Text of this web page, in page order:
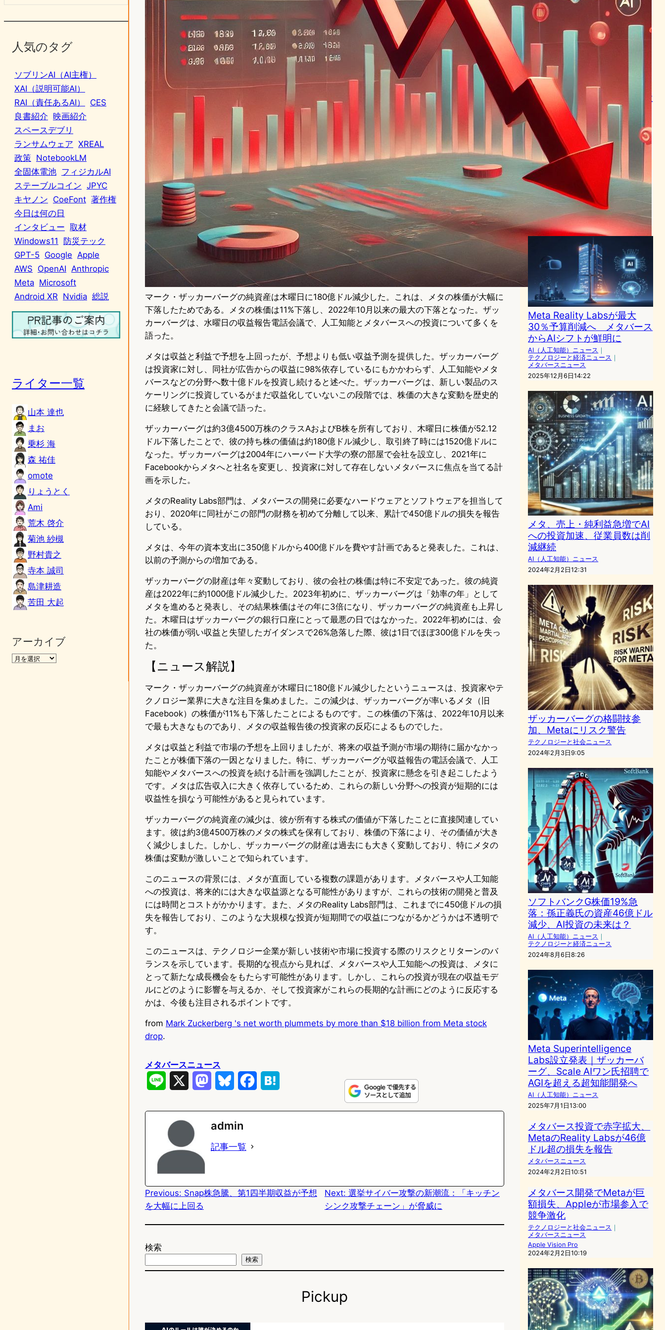
人気のタグ
ソブリンAI（AI主権）
XAI（説明可能AI）
RAI（責任あるAI）
CES
良書紹介 映画紹介
スペースデブリ
ランサムウェア XREAL
政策 NotebookLM
全固体電池 フィジカルAI
ステーブルコイン JPYC
キヤノン CoeFont 著作権
今日は何の日
インタビュー 取材
Windows11
防災テック
GPT-5 Google Apple
AWS OpenAI Anthropic
Meta Microsoft
Android XR Nvidia 総説
ライター一覧
山本 達也
まお
乗杉 海
森 祐佳
omote
りょうとく
Ami
荒木 啓介
菊池 紗槻
野村貴之
寺本 誠司
島津耕造
苦田 大起
アーカイブ
マーク・ザッカーバーグの純資産は木曜日に180億ドル減少した。これは、メタの株価が大幅に
下落したためである。メタの株価は11%下落し、2022年10月以来の最大の下落となった。ザッ
カーバーグは、水曜日の収益報告電話会議で、人工知能とメタバースへの投資について多くを
語った。
メタは収益と利益で予想を上回ったが、予想よりも低い収益予測を提供した。ザッカーバーグ
は投資家に対し、同社が広告からの収益に98%依存しているにもかかわらず、人工知能やメタ
バースなどの分野へ数十億ドルを投資し続けると述べた。ザッカーバーグは、新しい製品のス
ケーリングに投資しているがまだ収益化していないこの段階では、株価の大きな変動を歴史的
に経験してきたと会議で語った。
ザッカーバーグは約3億4500万株のクラスAおよびB株を所有しており、木曜日に株価が52.12
ドル下落したことで、彼の持ち株の価値は約180億ドル減少し、取引終了時には1520億ドルに
なった。ザッカーバーグは2004年にハーバード大学の寮の部屋で会社を設立し、2021年に
Facebookからメタへと社名を変更し、投資家に対して存在しないメタバースに焦点を当てる計
画を示した。
メタのReality Labs部門は、メタバースの開発に必要なハードウェアとソフトウェアを担当して
おり、2020年に同社がこの部門の財務を初めて分離して以来、累計で450億ドルの損失を報告
している。
メタは、今年の資本支出に350億ドルから400億ドルを費やす計画であると発表した。これは、
以前の予測からの増加である。
ザッカーバーグの財産は年々変動しており、彼の会社の株価は特に不安定であった。彼の純資
産は2022年に約1000億ドル減少した。2023年初めに、ザッカーバーグは「効率の年」として
メタを進めると発表し、その結果株価はその年に3倍になり、ザッカーバーグの純資産も上昇し
た。木曜日はザッカーバーグの銀行口座にとって最悪の日ではなかった。2022年初めには、会
社の株価が弱い収益と失望したガイダンスで26%急落した際、彼は1日でほぼ300億ドルを失っ
た。
【ニュース解説】
マーク・ザッカーバーグの純資産が木曜日に180億ドル減少したというニュースは、投資家やテ
クノロジー業界に大きな注目を集めました。この減少は、ザッカーバーグが率いるメタ（旧
Facebook）の株価が11%も下落したことによるものです。この株価の下落は、2022年10月以来
で最も大きなものであり、メタの収益報告後の投資家の反応によるものでした。
メタは収益と利益で市場の予想を上回りましたが、将来の収益予測が市場の期待に届かなかっ
たことが株価下落の一因となりました。特に、ザッカーバーグが収益報告の電話会議で、人工
知能やメタバースへの投資を続ける計画を強調したことが、投資家に懸念を引き起こしたよう
です。メタは広告収入に大きく依存しているため、これらの新しい分野への投資が短期的には
収益性を損なう可能性があると見られています。
ザッカーバーグの純資産の減少は、彼が所有する株式の価値が下落したことに直接関連してい
ます。彼は約3億4500万株のメタの株式を保有しており、株価の下落により、その価値が大き
く減少しました。しかし、ザッカーバーグの財産は過去にも大きく変動しており、特にメタの
株価は変動が激しいことで知られています。
このニュースの背景には、メタが直面している複数の課題があります。メタバースや人工知能
への投資は、将来的には大きな収益源となる可能性がありますが、これらの技術の開発と普及
には時間とコストがかかります。また、メタのReality Labs部門は、これまでに450億ドルの損
失を報告しており、このような大規模な投資が短期間での収益につながるかどうかは不透明で
す。
このニュースは、テクノロジー企業が新しい技術や市場に投資する際のリスクとリターンのバ
ランスを示しています。長期的な視点から見れば、メタバースや人工知能への投資は、メタに
とって新たな成長機会をもたらす可能性があります。しかし、これらの投資が現在の収益モデ
ルにどのように影響を与えるか、そして投資家がこれらの長期的な計画にどのように反応する
かは、今後も注目されるポイントです。
from Mark Zuckerberg 's net worth plummets by more than $18 billion from Meta stock
drop.
メタバースニュース
e
o
y
o
admin
記事一覧
Previous: Snap株急騰、第1四半期収益が予想
を大幅に上回る
Next: 選挙サイバー攻撃の新潮流：「キッチン
シンク攻撃チェーン」が脅威に
検索
検索
Pickup
2024年1月24日4:48
マーク・ザッカーバーグ、AI
の未来を切り開く：Metaが
AGI開発に全力投球
AI（人工知能）ニュース
2024年1月19日3:05
ザッカーバーグの20億ドル投
資、VRの未来を切り開く:
OculusからMetaへの転換と
その影響
VR/ARニュース
2024年3月28日8:27
巨額損失も未来投資？Meta
のメタバース挑戦、Appleと
の競争激化
メタバースニュース
2024年4月25日7:59
Meta Reality Labsが最大
30％予算削減へ メタバース
からAIシフトが鮮明に
AI（人工知能）ニュース ｜
テクノロジーと経済ニュース ｜
メタバースニュース
2025年12月6日14:22
メタ、売上・純利益急増でAI
への投資加速、従業員数は削
減継続
AI（人工知能）ニュース
2024年2月2日12:31
ザッカーバーグの格闘技参
加、Metaにリスク警告
テクノロジーと社会ニュース
2024年2月3日9:05
ソフトバンクG株価19%急
落：孫正義氏の資産46億ドル
減少、AI投資の未来は？
AI（人工知能）ニュース ｜
テクノロジーと経済ニュース
2024年8月6日8:26
Meta Superintelligence
Labs設立発表｜ザッカーバ
ーグ、Scale AIワン氏招聘で
AGIを超える超知能開発へ
AI（人工知能）ニュース
2025年7月1日13:00
メタバース投資で赤字拡大、
MetaのReality Labsが46億
ドル超の損失を報告
メタバースニュース
2024年2月2日10:51
メタバース開発でMetaが巨
額損失、Appleが市場参入で
競争激化
テクノロジーと社会ニュース ｜
メタバースニュース
Apple Vision Pro
2024年2月2日10:19